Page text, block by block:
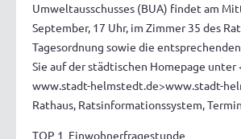
Umweltausschusses (BUA) findet am
September, 17 Uhr, im Zimmer 35 des
Tagesordnung sowie die
Sie auf der städtischen Homepage
www.stadt-helmstedt.de>www.stadt-
Rathaus, Ratsinformationssystem,
TOP 1 Einwohnerfragestunde